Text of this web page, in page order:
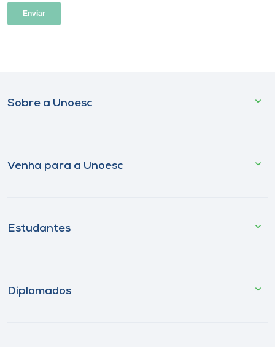
Sobre a Unoesc
Venha para a Unoesc
Estudantes
Diplomados